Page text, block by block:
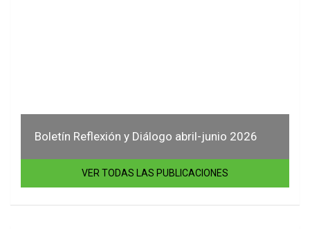
Boletín Reflexión y Diálogo abril-junio 2026
VER TODAS LAS PUBLICACIONES